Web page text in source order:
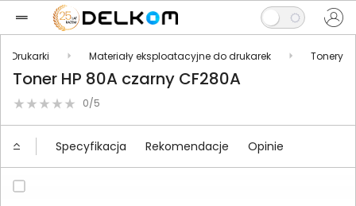
Drukarki Materiały eksploatacyjne do drukarek Tonery
Toner HP 80A czarny CF280A
0/5
Specyfikacja Rekomendacje Opinie